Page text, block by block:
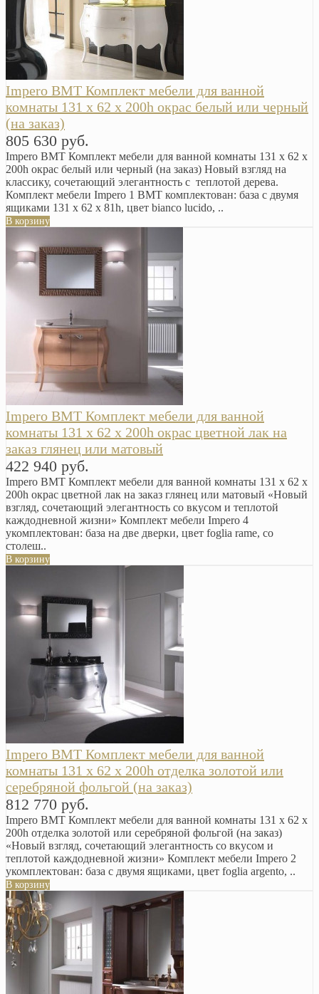
Impero BMT Комплект мебели для ванной
комнаты 131 x 62 x 200h окрас белый или черный
(на заказ)
805 630 руб.
Impero BMT Комплект мебели для ванной комнаты 131 x 62 x
200h окрас белый или черный (на заказ) Новый взгляд на
классику, сочетающий элегантность с теплотой дерева.
Комплект мебели Impero 1 BMT комплектован: база с двумя
ящиками 131 х 62 х 81h, цвет bianco lucido, ..
В корзину
Impero BMT Комплект мебели для ванной
комнаты 131 x 62 x 200h окрас цветной лак на
заказ глянец или матовый
422 940 руб.
Impero BMT Комплект мебели для ванной комнаты 131 x 62 x
200h окрас цветной лак на заказ глянец или матовый «Новый
взгляд, сочетающий элегантность со вкусом и теплотой
каждодневной жизни» Комплект мебели Impero 4
укомплектован: база на две дверки, цвет foglia rame, со
столеш..
В корзину
Impero BMT Комплект мебели для ванной
комнаты 131 x 62 x 200h отделка золотой или
серебряной фольгой (на заказ)
812 770 руб.
Impero BMT Комплект мебели для ванной комнаты 131 x 62 x
200h отделка золотой или серебряной фольгой (на заказ)
«Новый взгляд, сочетающий элегантность со вкусом и
теплотой каждодневной жизни» Комплект мебели Impero 2
укомплектован: база с двумя ящиками, цвет foglia argento, ..
В корзину